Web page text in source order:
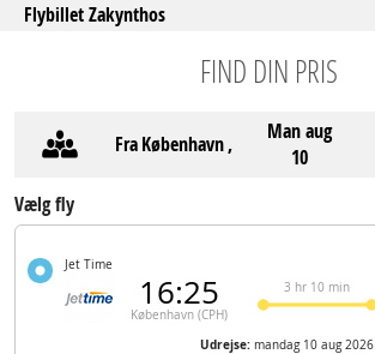
Flybillet Zakynthos
FIND DIN PRIS
FraKøbenhavn,
man aug
10
Vælg fly
Jet Time
16:25
København (CPH)
3 hr 10 min
Udrejse: mandag 10 aug 2026